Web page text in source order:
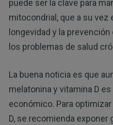
puede ser la clave para
mitocondrial, que a su vez
longevidad y la
los problemas de salud
La buena noticia es que
melatonina y vitamina D
económico. Para
D, se recomienda exponer